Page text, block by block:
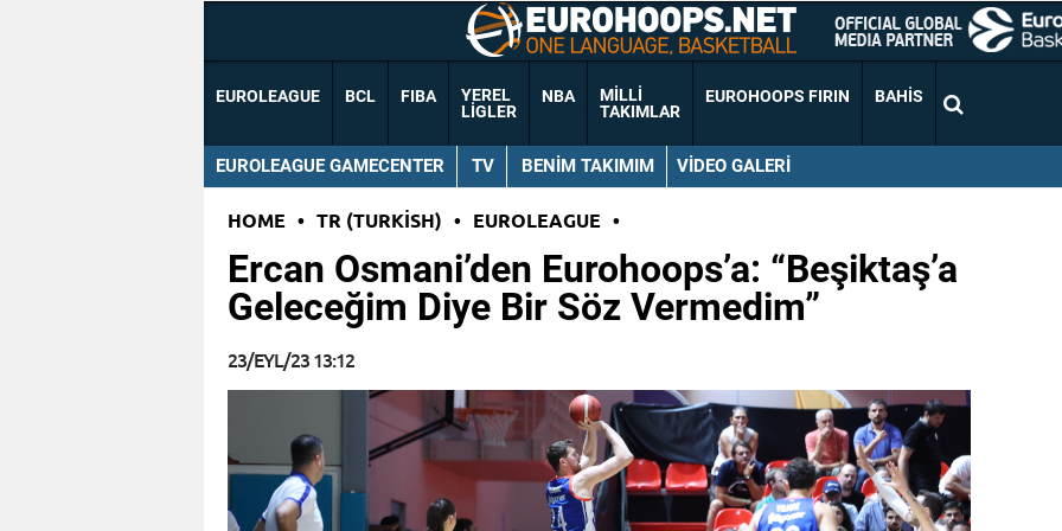
EUROLEAGUE BCL FIBA
YEREL
LIGLER
NBA
MILLI
TAKIMLAR
EUROHOOPS FIRIN BAHIS
EUROLEAGUE GAMECENTER TV BENIM TAKIMIM VIDEO GALERI
HOME • TR (TURKISH) • EUROLEAGUE •
Ercan Osmani’den Eurohoops’a: “Beşiktaş’a
Geleceğim Diye Bir Söz Vermedim”
23/EYL/23 13:12